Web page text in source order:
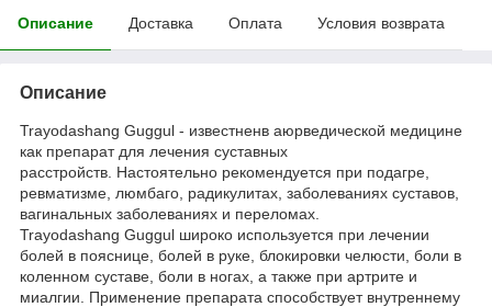
Описание Доставка Оплата Условия возврата
Описание
Trayodashang Guggul - известненв аюрведической медицине
как препарат для лечения суставных
расстройств. Настоятельно рекомендуется при подагре,
ревматизме, люмбаго, радикулитах, заболеваниях суставов,
вагинальных заболеваниях и переломах.
Trayodashang Guggul широко используется при лечении
болей в пояснице, болей в руке, блокировки челюсти, боли в
коленном суставе, боли в ногах, а также при артрите и
миалгии. Применение препарата способствует внутреннему